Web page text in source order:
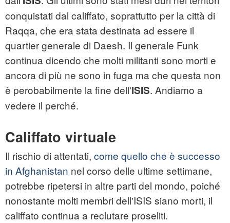
conquistati dal califfato, soprattutto per la città di
Raqqa, che era stata destinata ad essere il
quartier generale di Daesh. Il generale Funk
continua dicendo che molti militanti sono morti e
ancora di più ne sono in fuga ma che questa non
è perobabilmente la fine dell'ISIS. Andiamo a
vedere il perché.
Califfato virtuale
Il rischio di attentati, come quello che è successo
in Afghanistan nel corso delle ultime settimane,
potrebbe ripetersi in altre parti del mondo, poiché
nonostante molti membri dell'ISIS siano morti, il
califfato continua a reclutare proseliti.